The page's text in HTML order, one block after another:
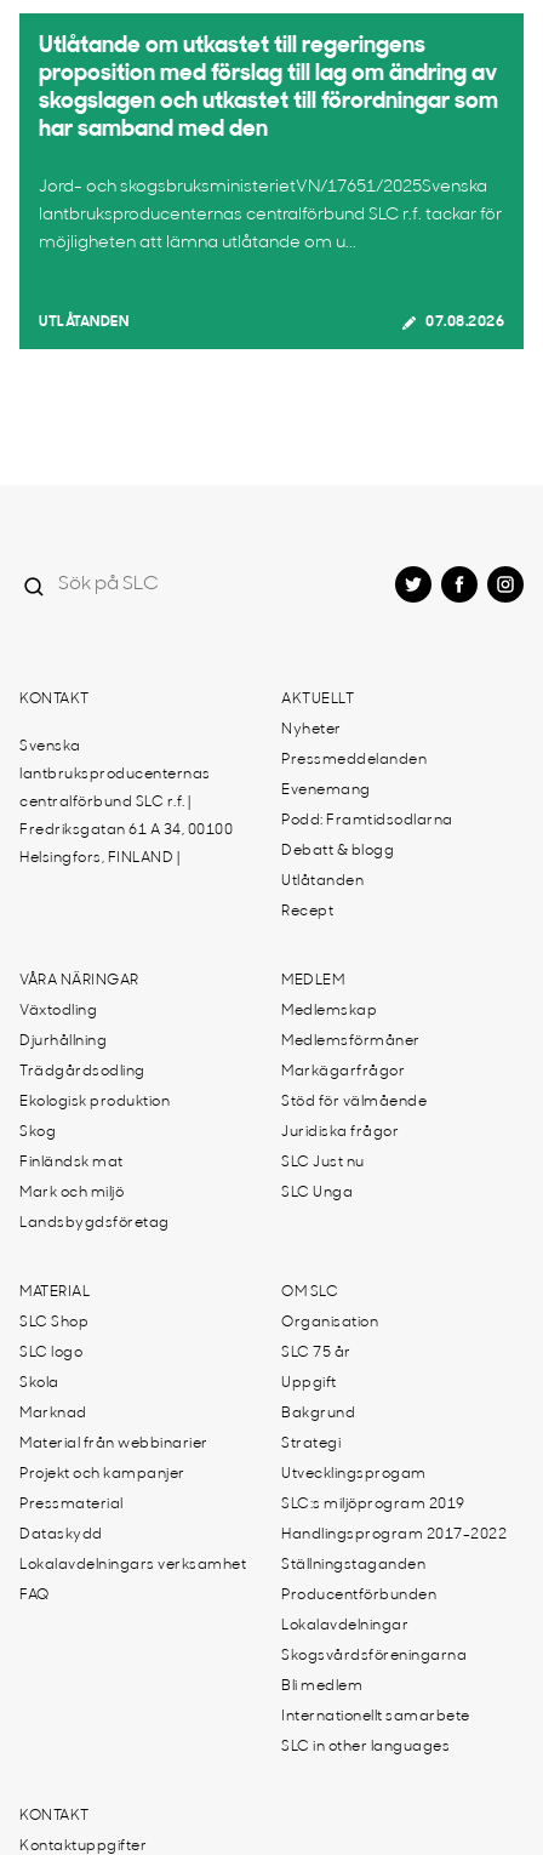
Utlåtande om utkastet till regeringens
proposition med förslag till lag om ändring av
skogslagen och utkastet till förordningar som
har samband med den
Jord- och skogsbruksministerietVN/17651/2025Svenska
lantbruksproducenternas centralförbund SLC r.f. tackar för
möjligheten att lämna utlåtande om u...
UTLÅTANDEN 07.08.2026
KONTAKT
Svenska
lantbruksproducenternas
centralförbund SLC r.f. |
Fredriksgatan 61 A 34, 00100
Helsingfors, FINLAND |
AKTUELLT
Nyheter
Pressmeddelanden
Evenemang
Podd: Framtidsodlarna
Debatt & blogg
Utlåtanden
Recept
VÅRA NÄRINGAR
Växtodling
Djurhållning
Trädgårdsodling
Ekologisk produktion
Skog
Finländsk mat
Mark och miljö
Landsbygdsföretag
MEDLEM
Medlemskap
Medlemsförmåner
Markägarfrågor
Stöd för välmående
Juridiska frågor
SLC Just nu
SLC Unga
MATERIAL
SLC Shop
SLC logo
Skola
Marknad
Material från webbinarier
Projekt och kampanjer
Pressmaterial
Dataskydd
Lokalavdelningars verksamhet
FAQ
OM SLC
Organisation
SLC 75 år
Uppgift
Bakgrund
Strategi
Utvecklingsprogam
SLC:s miljöprogram 2019
Handlingsprogram 2017-2022
Ställningstaganden
Producentförbunden
Lokalavdelningar
Skogsvårdsföreningarna
Bli medlem
Internationellt samarbete
SLC in other languages
KONTAKT
Kontaktuppgifter